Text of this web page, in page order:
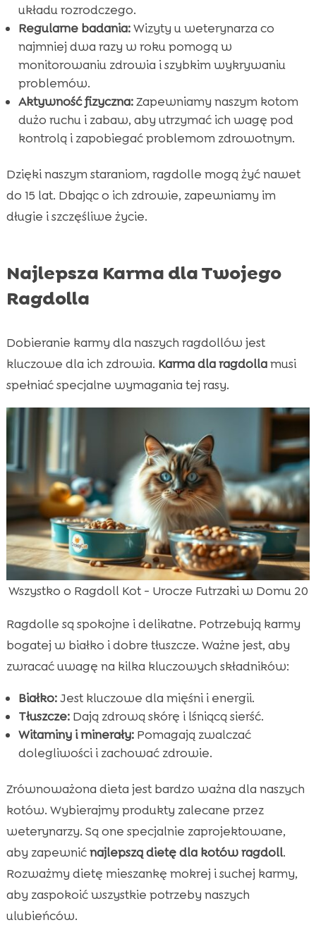
układu rozrodczego.
Regularne badania:Wizyty u weterynarza co
najmniej dwa razy w roku pomogą w
monitorowaniu zdrowia i szybkim wykrywaniu
problemów.
Aktywność fizyczna:Zapewniamy naszym kotom
dużo ruchu i zabaw, aby utrzymać ich wagę pod
kontrolą i zapobiegać problemom zdrowotnym.
Dzięki naszym staraniom, ragdolle mogą żyć nawet
do 15 lat. Dbając o ich zdrowie, zapewniamy im
długie i szczęśliwe życie.
Najlepsza Karma dla Twojego
Ragdolla
Dobieranie karmy dla naszych ragdollów jest
kluczowe dla ich zdrowia. Karma dla ragdollamusi
spełniać specjalne wymagania tej rasy.
Wszystko o Ragdoll Kot - Urocze Futrzaki w Domu 20
Ragdolle są spokojne i delikatne. Potrzebują karmy
bogatej w białko i dobre tłuszcze. Ważne jest, aby
zwracać uwagę na kilka kluczowych składników:
Białko:Jest kluczowe dla mięśni i energii.
Tłuszcze:Dają zdrową skórę i lśniącą sierść.
Witaminy i minerały:Pomagają zwalczać
dolegliwości i zachować zdrowie.
Zrównoważona dieta jest bardzo ważna dla naszych
kotów. Wybierajmy produkty zalecane przez
weterynarzy. Są one specjalnie zaprojektowane,
aby zapewnićnajlepszą dietę dla kotów ragdoll.
Rozważmy dietę mieszankę mokrej i suchej karmy,
aby zaspokoić wszystkie potrzeby naszych
ulubieńców.